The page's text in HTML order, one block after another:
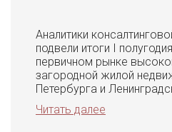
Аналитики
подвели итоги I
первичном рынке
загородной жилой
Петербурга и
Читать далее